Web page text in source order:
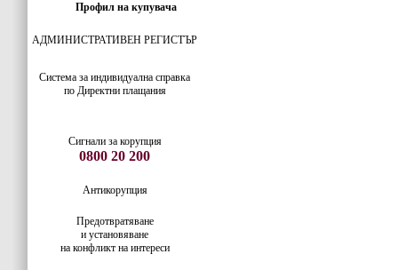
Профил на купувача
АДМИНИСТРАТИВЕН РЕГИСТЪР
Система за индивидуaлна справка
по Директни плащания
Сигнали за корупция
0800 20 200
Антикорупция
Предотвратяване
и установяване
на конфликт на интереси